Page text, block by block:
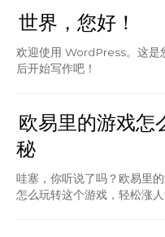
世界，您好！
欢迎使用 WordPress。这是
后开始写作吧！
欧易里的游戏怎
秘
哇塞，你听说了吗？欧易里
怎么玩转这个游戏，轻松涨